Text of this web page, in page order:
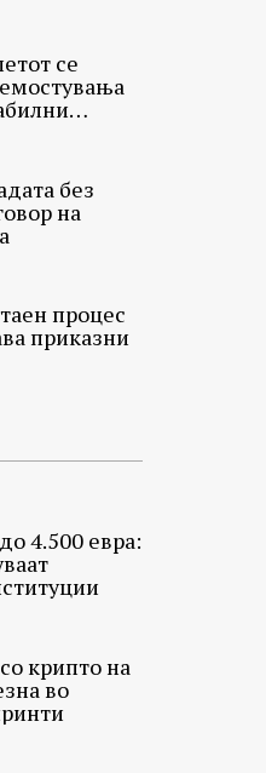
се
без
на
процес
приказни
4.500 евра:
крипто на
во